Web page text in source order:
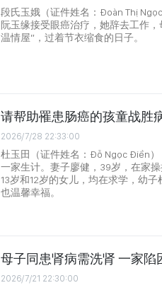
段氏玉娥（证件姓名：Đoàn Thị
阮玉缘接受眼癌治疗，她辞去工作
温情屋”，过着节衣缩食的日子。
请帮助罹患肠癌的孩童战胜
2026/7/28 22:33:00
杜玉田（证件姓名：Đỗ Ngọc Điền
一家生计。妻子廖健，39岁，在家
13岁和12岁的女儿，均在求学，幼
也温馨幸福。
母子同患肾病需洗肾 一家陷
2026/7/21 22:30:00